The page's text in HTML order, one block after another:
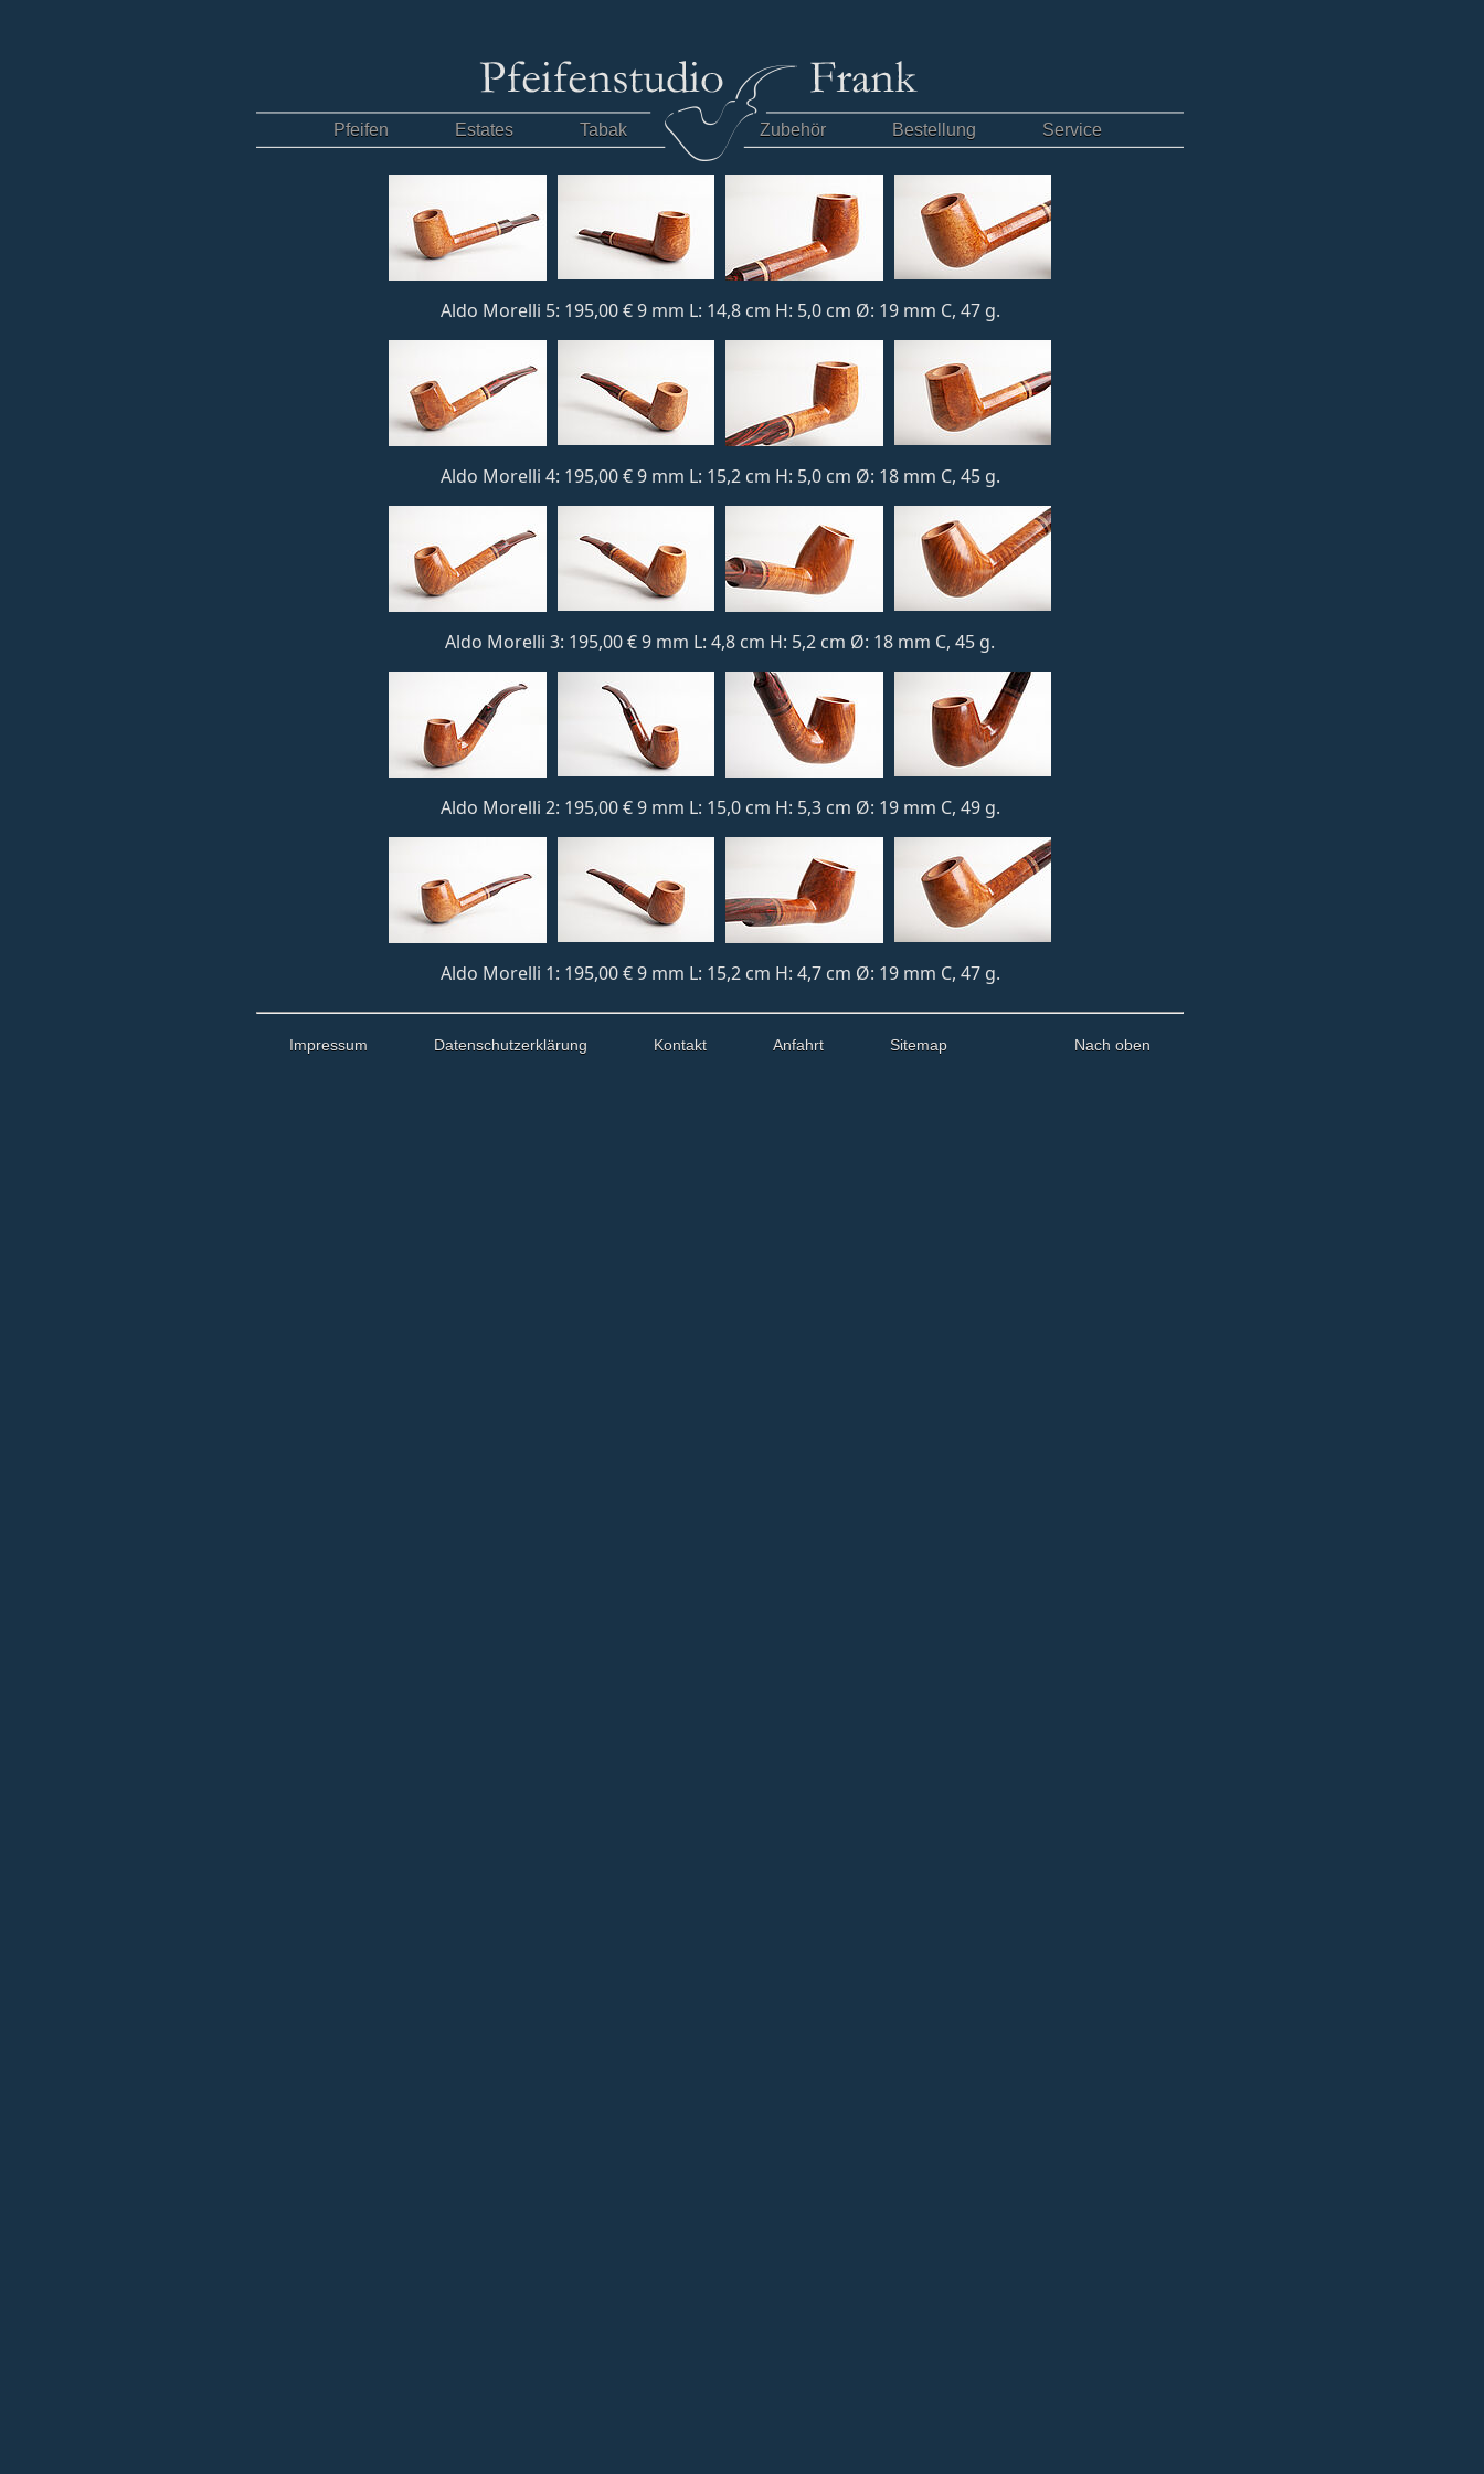
Pfeifen Estates Tabak Zubehör Bestellung Service
Aldo Morelli 5: 195,00 € 9 mm L: 14,8 cm H: 5,0 cm Ø: 19 mm C, 47 g.
Aldo Morelli 4: 195,00 € 9 mm L: 15,2 cm H: 5,0 cm Ø: 18 mm C, 45 g.
Aldo Morelli 3: 195,00 € 9 mm L: 4,8 cm H: 5,2 cm Ø: 18 mm C, 45 g.
Aldo Morelli 2: 195,00 € 9 mm L: 15,0 cm H: 5,3 cm Ø: 19 mm C, 49 g.
Aldo Morelli 1: 195,00 € 9 mm L: 15,2 cm H: 4,7 cm Ø: 19 mm C, 47 g.
Impressum Datenschutzerklärung Kontakt Anfahrt Sitemap Nach oben